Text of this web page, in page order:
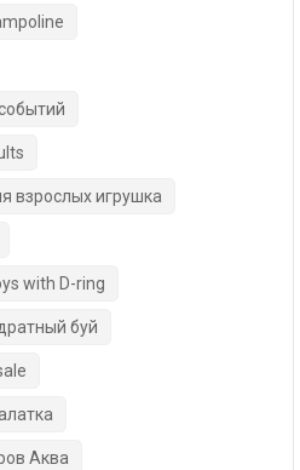
взрослых игрушка
with D-ring
буй
Аква